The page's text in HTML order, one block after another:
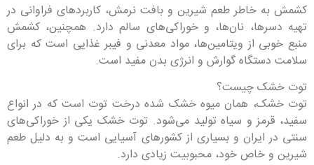
کشمش به خاطر طعم شیرین و بافت نرمش، کاربردهای فراوانی در
تهیه دسرها، نان‌ها، و خوراکی‌های سالم دارد. همچنین، کشمش
منبع خوبی از ویتامین‌ها، مواد معدنی و فیبر غذایی است که برای
سلامت دستگاه گوارش و انرژی بدن مفید است.
توت خشک چیست؟
توت خشک، همان میوه خشک شده درخت توت است که در انواع
سفید، قرمز و سیاه تولید می‌شود. توت خشک یکی از خوراکی‌های
سنتی در ایران و بسیاری از کشورهای آسیایی است و به دلیل طعم
شیرین و خاص خود، محبوبیت زیادی دارد.